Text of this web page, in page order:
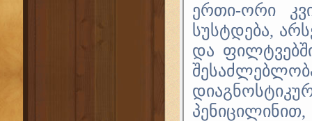
ერთი-ორი
სუსტდება,
და